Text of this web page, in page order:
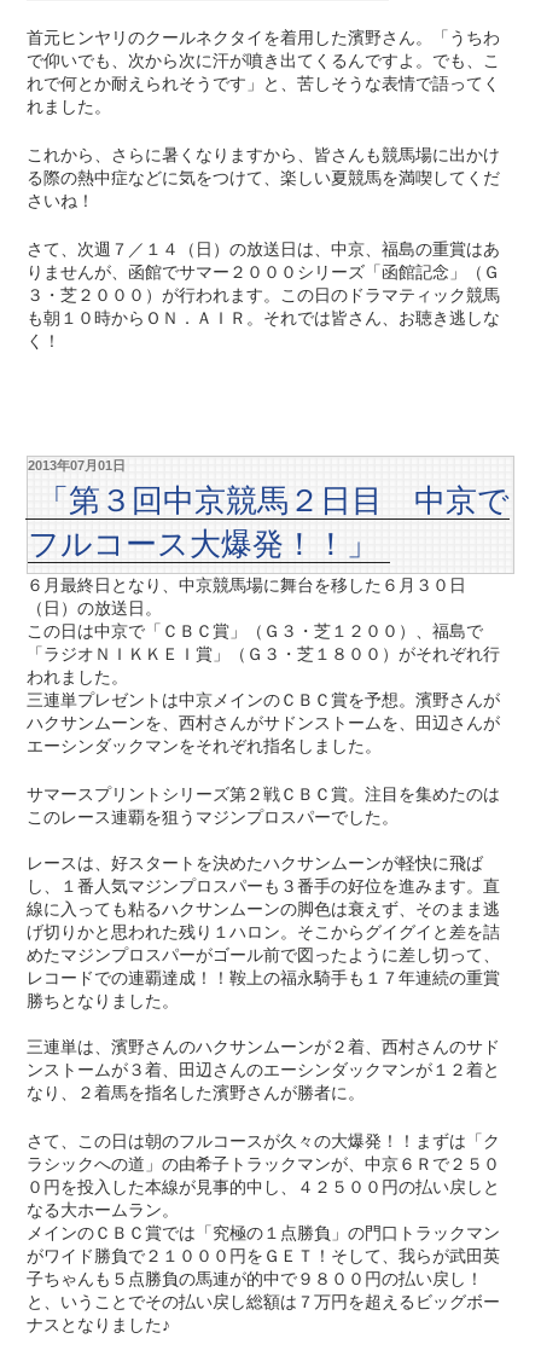
首元ヒンヤリのクールネクタイを着用した濱野さん。「うちわ
で仰いでも、次から次に汗が噴き出てくるんですよ。でも、こ
れで何とか耐えられそうです」と、苦しそうな表情で語ってく
れました。
これから、さらに暑くなりますから、皆さんも競馬場に出かけ
る際の熱中症などに気をつけて、楽しい夏競馬を満喫してくだ
さいね！
さて、次週７／１４（日）の放送日は、中京、福島の重賞はあ
りませんが、函館でサマー２０００シリーズ「函館記念」（Ｇ
３・芝２０００）が行われます。この日のドラマティック競馬
も朝１０時からＯＮ．ＡＩＲ。それでは皆さん、お聴き逃しな
く！
2013年07月01日
「第３回中京競馬２日目 中京で
フルコース大爆発！！」
６月最終日となり、中京競馬場に舞台を移した６月３０日
（日）の放送日。
この日は中京で「ＣＢＣ賞」（Ｇ３・芝１２００）、福島で
「ラジオＮＩＫＫＥＩ賞」（Ｇ３・芝１８００）がそれぞれ行
われました。
三連単プレゼントは中京メインのＣＢＣ賞を予想。濱野さんが
ハクサンムーンを、西村さんがサドンストームを、田辺さんが
エーシンダックマンをそれぞれ指名しました。
サマースプリントシリーズ第２戦ＣＢＣ賞。注目を集めたのは
このレース連覇を狙うマジンプロスパーでした。
レースは、好スタートを決めたハクサンムーンが軽快に飛ば
し、１番人気マジンプロスパーも３番手の好位を進みます。直
線に入っても粘るハクサンムーンの脚色は衰えず、そのまま逃
げ切りかと思われた残り１ハロン。そこからグイグイと差を詰
めたマジンプロスパーがゴール前で図ったように差し切って、
レコードでの連覇達成！！鞍上の福永騎手も１７年連続の重賞
勝ちとなりました。
三連単は、濱野さんのハクサンムーンが２着、西村さんのサド
ンストームが３着、田辺さんのエーシンダックマンが１２着と
なり、２着馬を指名した濱野さんが勝者に。
さて、この日は朝のフルコースが久々の大爆発！！まずは「ク
ラシックへの道」の由希子トラックマンが、中京６Ｒで２５０
０円を投入した本線が見事的中し、４２５００円の払い戻しと
なる大ホームラン。
メインのＣＢＣ賞では「究極の１点勝負」の門口トラックマン
がワイド勝負で２１０００円をＧＥＴ！そして、我らが武田英
子ちゃんも５点勝負の馬連が的中で９８００円の払い戻し！
と、いうことでその払い戻し総額は７万円を超えるビッグボー
ナスとなりました♪